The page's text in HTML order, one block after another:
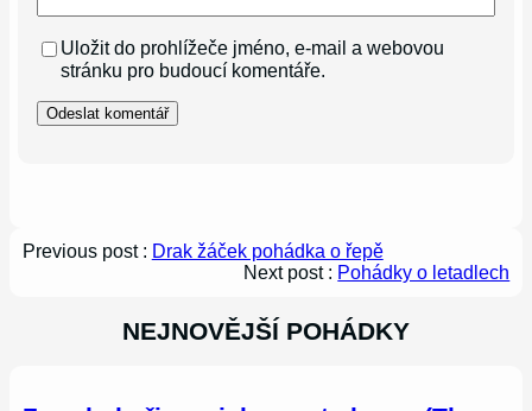
Uložit do prohlížeče jméno, e-mail a webovou
stránku pro budoucí komentáře.
Previous post : Drak žáček pohádka o řepě
Next post : Pohádky o letadlech
NEJNOVĚJŠÍ POHÁDKY